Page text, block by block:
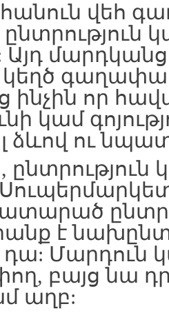
վեհ
Այդ
ինչին որ
կամ
ձևով ու
է
Մարդուն
բայց նա
աղբ: